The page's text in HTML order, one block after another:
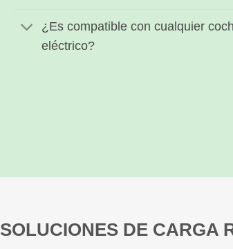
¿Es compatible con cualquier
eléctrico?
SOLUCIONES DE CARGA